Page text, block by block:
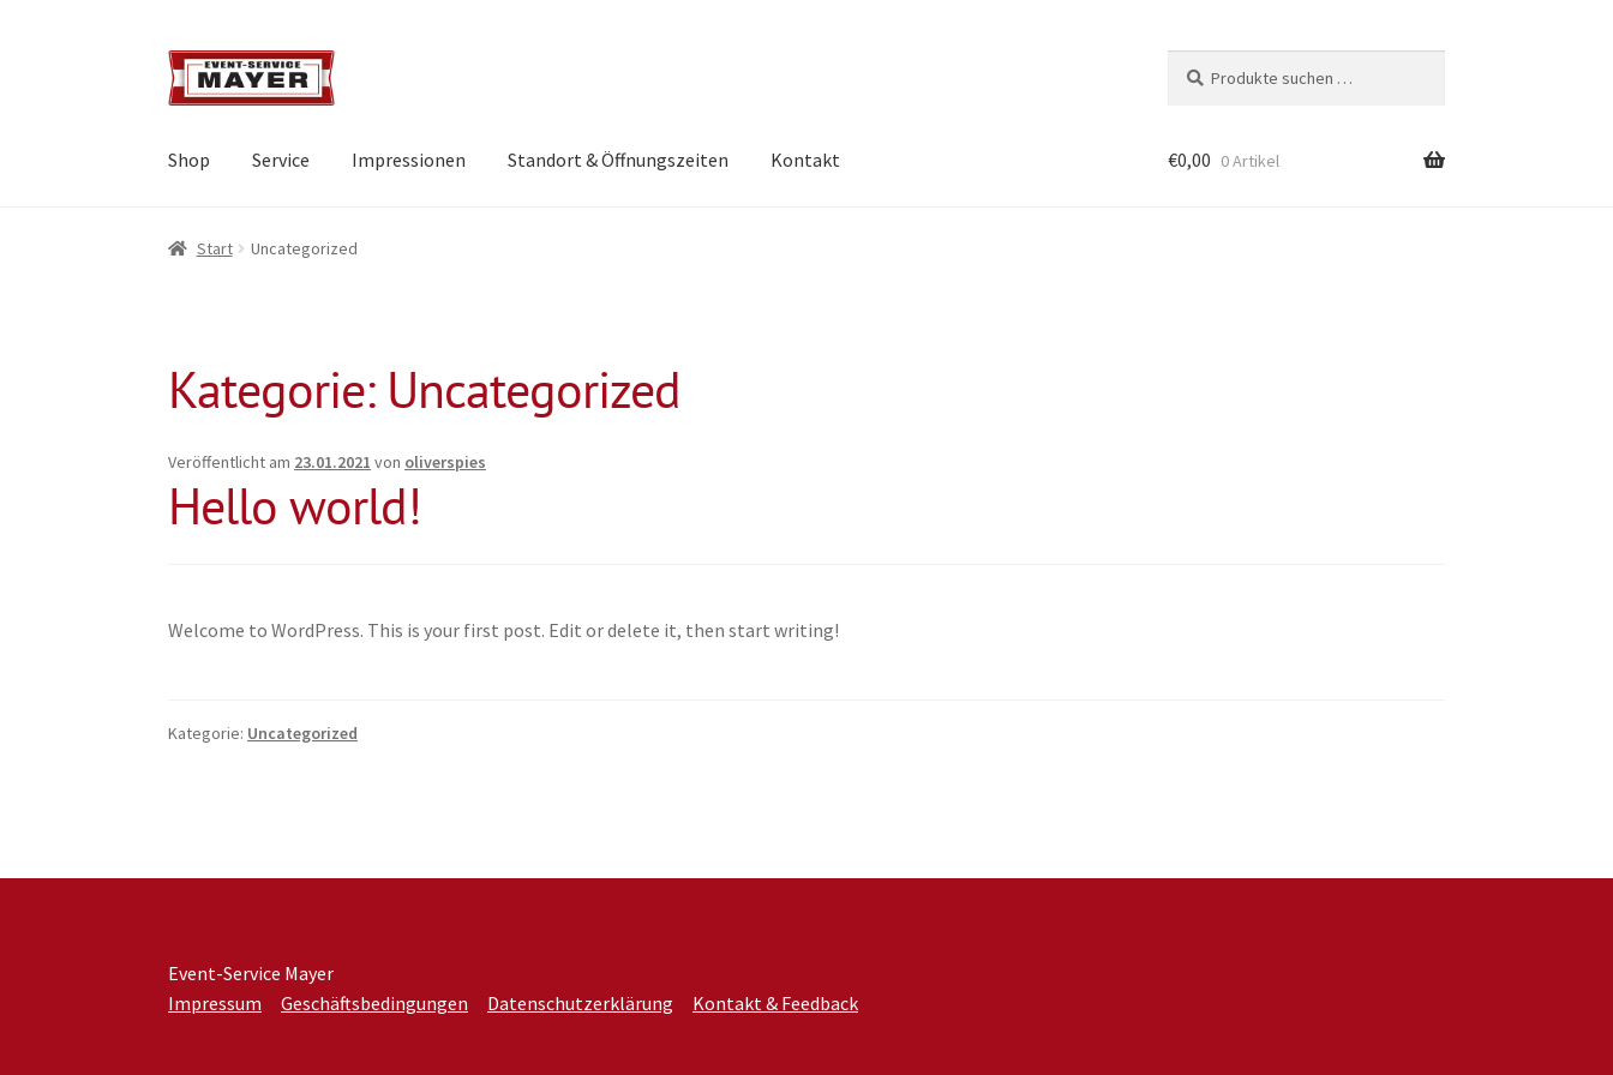
nach:
Shop Service Impressionen Standort & Öffnungszeiten Kontakt €0,00 0 Artikel
Start Uncategorized
Kategorie: Uncategorized
Veröffentlicht am 23.01.2021 von oliverspies
Hello world!
Welcome to WordPress. This is your first post. Edit or delete it, then start writing!
Kategorie: Uncategorized
Event-Service Mayer
Impressum
Geschäftsbedingungen Datenschutzerklärung Kontakt & Feedback